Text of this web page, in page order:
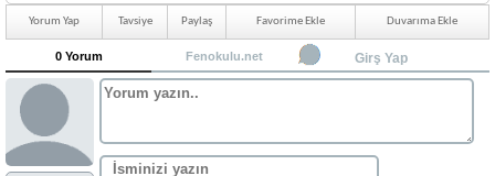
Yorum Yap Tavsiye Paylaş Favorime Ekle Duvarıma Ekle
0 Yorum Fenokulu.net Girş Yap